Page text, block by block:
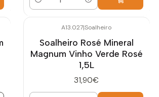
Quantidade
A13.027|Soalheiro
Soalheiro Rosé Mineral
Magnum Vinho Verde Rosé
1,5L
31,90€